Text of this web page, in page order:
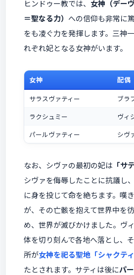
ヒンドゥー教では、 女神（デー
＝聖なる力） への信仰も非常に
をも凌ぐ力を発揮します。三神
れぞれ妃となる女神がいます。
女神 配偶
サラスヴァティー
ブラ
ラクシュミー
ヴィ
パールヴァティー
シヴ
なお、シヴァの最初の妃は 「サ
シヴァを侮辱したことに抗議し
に身を投じて命を絶ちます。嘆
が、その亡骸を抱えて世界中を
め、世界が滅びかけました。ヴ
体を切り刻んで各地へ落とし、
所が女神を祀る聖地「シャクテ
たとされます。サティは後にパ